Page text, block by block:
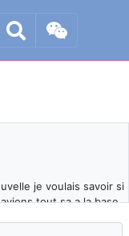
je voulais savoir si
tout sa a la base